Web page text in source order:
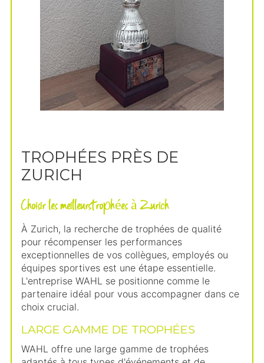
TROPHÉES PRÈS DE
ZURICH
Choisir les meilleurs trophées à Zurich
À Zurich, la recherche de trophées de qualité
pour récompenser les performances
exceptionnelles de vos collègues, employés ou
équipes sportives est une étape essentielle.
L'entreprise WAHL se positionne comme le
partenaire idéal pour vous accompagner dans ce
choix crucial.
LARGE GAMME DE TROPHÉES
WAHL offre une large gamme de trophées